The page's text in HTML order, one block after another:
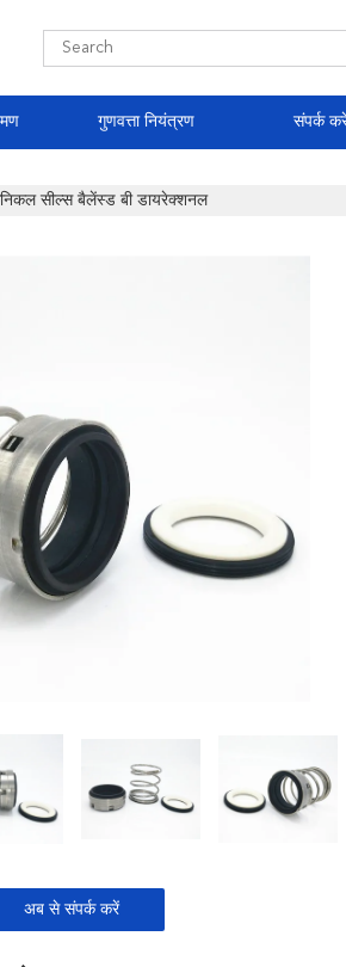
गुणवत्ता नियंत्रण संपर्क
सील्स बैलेंस्ड बी डायरेक्शनल
अब से संपर्क करें